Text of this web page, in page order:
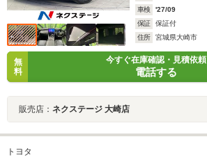
車検
'27/09
保証
保証付
住所
宮城県大崎市
無
料
今すぐ在庫確認・見積依頼
電話する
販売店： ネクステージ 大崎店
トヨタ